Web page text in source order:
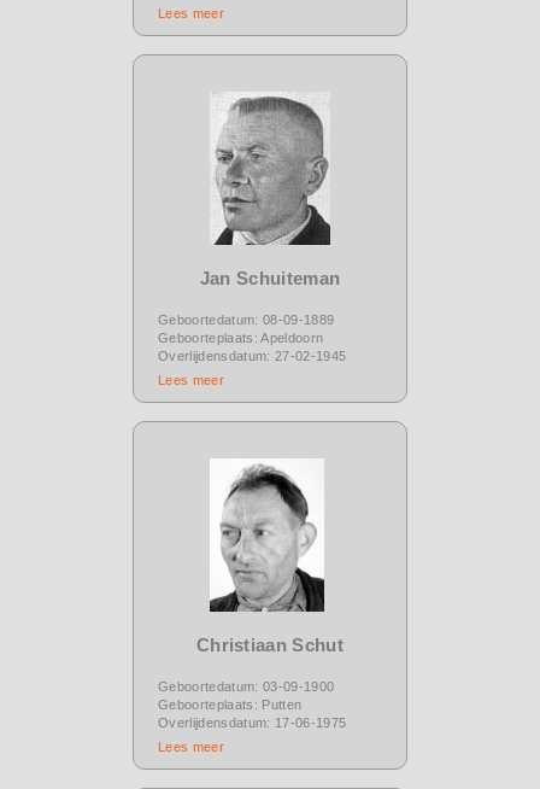
Lees meer
Jan Schuiteman
Geboortedatum: 08-09-1889
Geboorteplaats: Apeldoorn
Overlijdensdatum: 27-02-1945
Lees meer
Christiaan Schut
Geboortedatum: 03-09-1900
Geboorteplaats: Putten
Overlijdensdatum: 17-06-1975
Lees meer